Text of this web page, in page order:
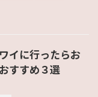
イに行ったらお
すすめ３選